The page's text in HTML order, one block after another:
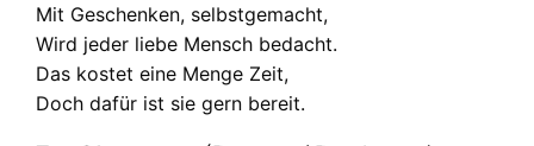
Mit Geschenken, selbstgemacht,
Wird jeder liebe Mensch bedacht.
Das kostet eine Menge Zeit,
Doch dafür ist sie gern bereit.